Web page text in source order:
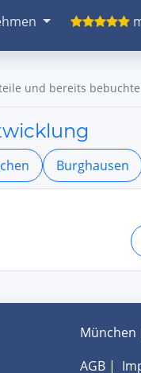
und bereits
Burghausen
München
AGB|